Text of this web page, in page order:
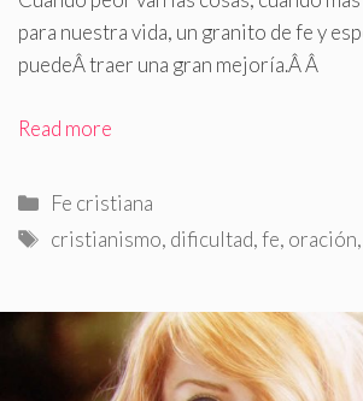
para nuestra vida, un granito de fe y
puedeÂtraer una gran mejoría.Â Â
Read more
Categorías
Fe cristiana
Etiquetas
cristianismo, dificultad,fe, oración,